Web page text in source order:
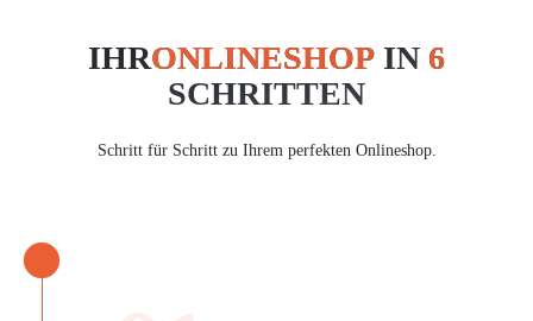
IHRONLINESHOP IN 6
SCHRITTEN
Schritt für Schritt zu Ihrem perfekten Onlineshop.